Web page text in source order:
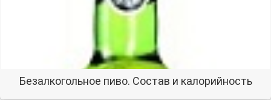
Безалкогольное пиво. Состав и калорийность